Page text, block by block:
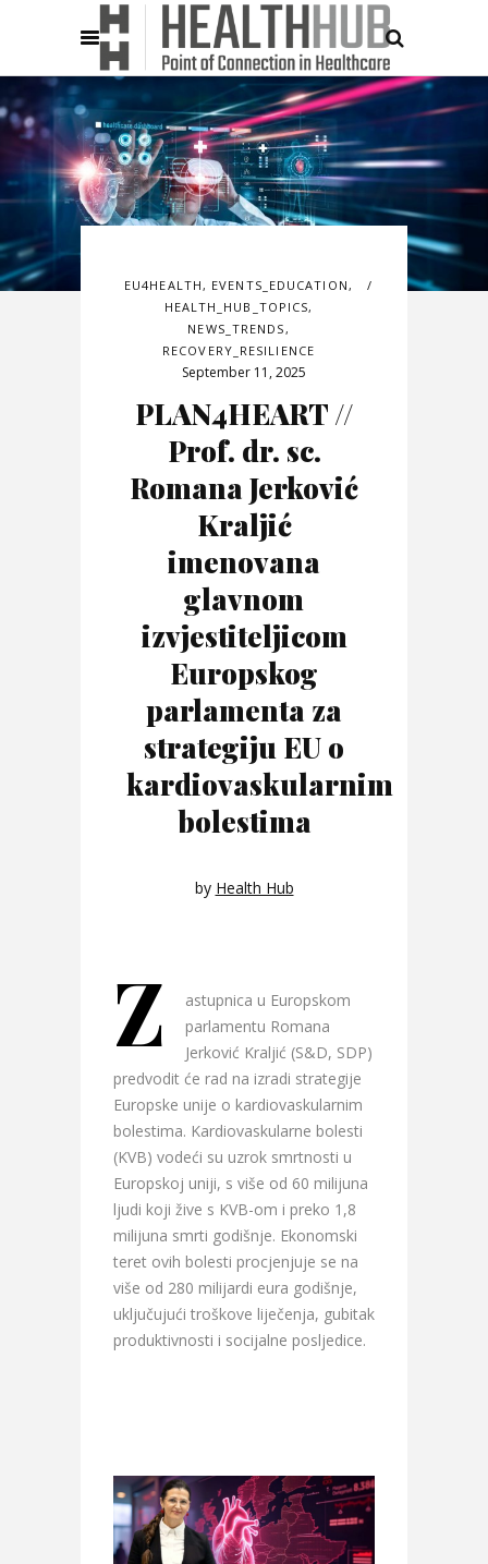
EU4HEALTH, EVENTS_EDUCATION,
HEALTH_HUB_TOPICS,
NEWS_TRENDS,
RECOVERY_RESILIENCE
September 11, 2025
PLAN4HEART //
Prof. dr. sc.
Romana Jerković
Kraljić
imenovana
glavnom
izvjestiteljicom
Europskog
parlamenta za
strategiju EU o
kardiovaskularnim
bolestima
by Health Hub
Z
astupnica u Europskom
parlamentu Romana
Jerković Kraljić (S&D, SDP)
predvodit će rad na izradi strategije
Europske unije o kardiovaskularnim
bolestima. Kardiovaskularne bolesti
(KVB) vodeći su uzrok smrtnosti u
Europskoj uniji, s više od 60 milijuna
ljudi koji žive s KVB-om i preko 1,8
milijuna smrti godišnje. Ekonomski
teret ovih bolesti procjenjuje se na
više od 280 milijardi eura godišnje,
uključujući troškove liječenja, gubitak
produktivnosti i socijalne posljedice.